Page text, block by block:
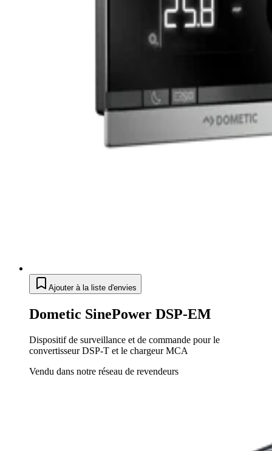
Ajouter à la liste d'envies
Dometic SinePower DSP-EM
Dispositif de surveillance et de commande pour le
convertisseur DSP-T et le chargeur MCA
Vendu dans notre réseau de revendeurs